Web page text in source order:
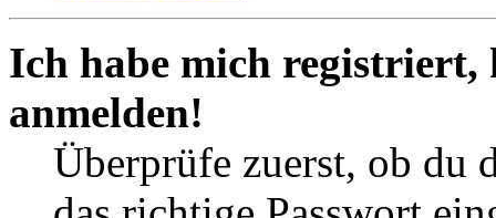
Ich habe mich
anmelden!
Überprüfe zuerst, ob du